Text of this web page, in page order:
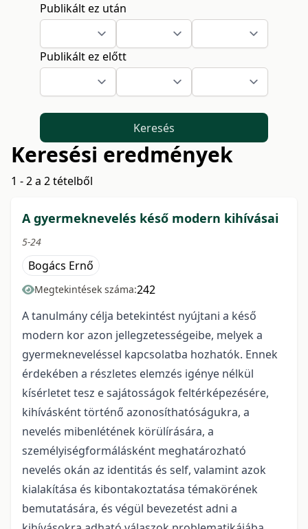
Publikált ez után
Publikált ez előtt
Keresés
Keresési eredmények
1 - 2 a 2 tételből
A gyermeknevelés késő modern kihívásai
5-24
Bogács Ernő
Megtekintések száma:242
A tanulmány célja betekintést nyújtani a késő
modern kor azon jellegzetességeibe, melyek a
gyermekneveléssel kapcsolatba hozhatók. Ennek
érdekében a részletes elemzés igénye nélkül
kísérletet tesz e sajátosságok feltérképezésére,
kihívásként történő azonosíthatóságukra, a
nevelés mibenlétének körülírására, a
személyiségformálásként meghatározható
nevelés okán az identitás és self, valamint azok
kialakítása és kibontakoztatása témakörének
bemutatására, és végül bevezetést adni a